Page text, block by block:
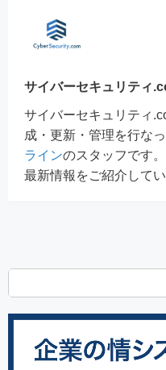
サイバーセキュリティ
サイバーセキュリティ
成・更新・管理を行な
ラインのスタッフです
最新情報をご紹介してい